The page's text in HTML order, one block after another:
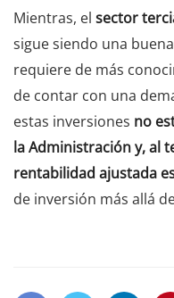
Mientras, el sector
sigue siendo una
requiere de más
de contar con una
estas inversiones no
la Administración y, al
rentabilidad ajustada
de inversión más allá